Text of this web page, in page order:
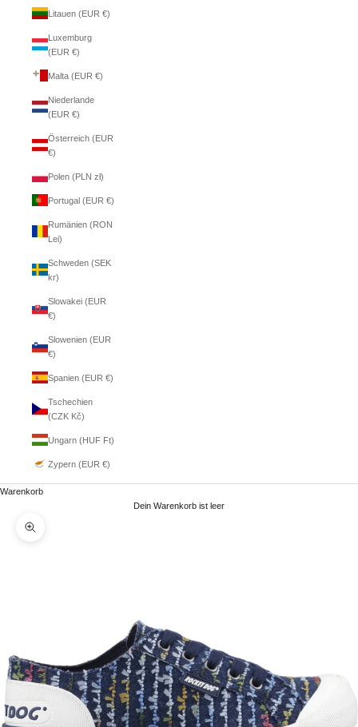
Litauen (EUR €)
Luxemburg
(EUR €)
Malta (EUR €)
Niederlande
(EUR €)
Österreich (EUR
€)
Polen (PLN zł)
Portugal (EUR €)
Rumänien (RON
Lei)
Schweden (SEK
kr)
Slowakei (EUR
€)
Slowenien (EUR
€)
Spanien (EUR €)
Tschechien
(CZK Kč)
Ungarn (HUF Ft)
Zypern (EUR €)
Warenkorb
Dein Warenkorb ist leer
Bild vergrößern